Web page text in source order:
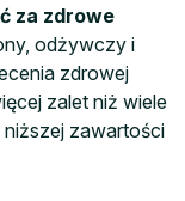
za zdrowe
odżywczy i
zdrowej
zalet niż wiele
zawartości